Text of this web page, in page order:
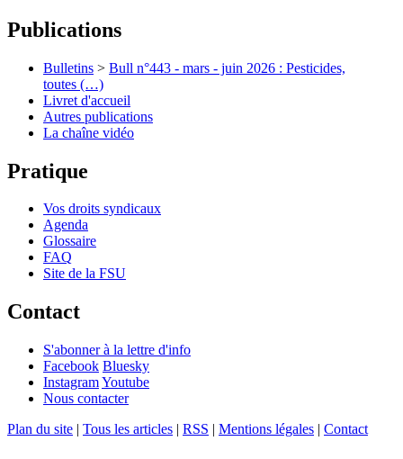
Publications
Bulletins > Bull n°443 - mars - juin 2026 : Pesticides,
toutes (…)
Livret d'accueil
Autres publications
La chaîne vidéo
Pratique
Vos droits syndicaux
Agenda
Glossaire
FAQ
Site de la FSU
Contact
S'abonner à la lettre d'info
Facebook Bluesky
InstagramYoutube
Nous contacter
Plan du site | Tous les articles | RSS | Mentions légales | Contact